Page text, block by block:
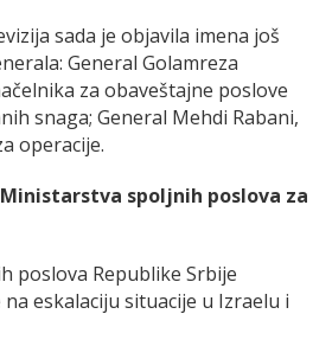
sada je objavila imena još
General Golamreza
za obaveštajne poslove
snaga; General Mehdi Rabani,
operacije.
spoljnih poslova za
poslova Republike Srbije
eskalaciju situacije u Izraelu i